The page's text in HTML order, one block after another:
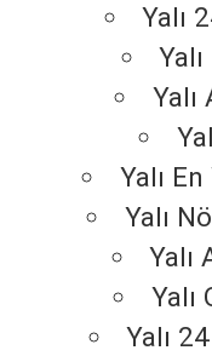
Yalı
Yalı
Yalı
Yalı
Yalı
Yalı